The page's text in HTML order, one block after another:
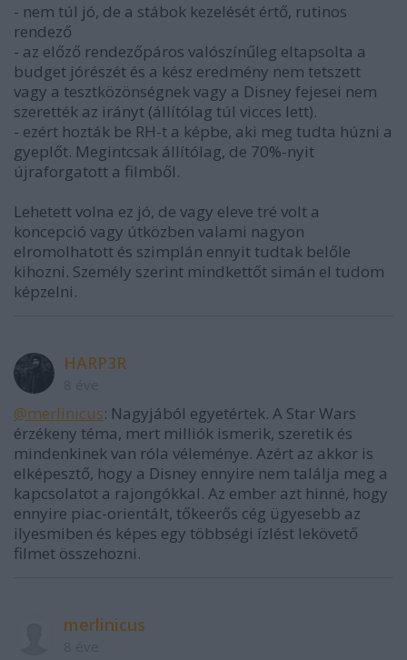
- nem túl jó, de a stábok kezelését értő, rutinos
rendező
- az előző rendezőpáros valószínűleg eltapsolta a
budget jórészét és a kész eredmény nem tetszett
vagy a tesztközönségnek vagy a Disney fejesei nem
szerették az irányt (állítólag túl vicces lett).
- ezért hozták be RH-t a képbe, aki meg tudta húzni a
gyeplőt. Megintcsak állítólag, de 70%-nyit
újraforgatott a filmből.
Lehetett volna ez jó, de vagy eleve tré volt a
koncepció vagy útközben valami nagyon
elromolhatott és szimplán ennyit tudtak belőle
kihozni. Személy szerint mindkettőt simán el tudom
képzelni.
HARP3R
@merlinicus: Nagyjából egyetértek. A Star Wars
érzékeny téma, mert milliók ismerik, szeretik és
mindenkinek van róla véleménye. Azért az akkor is
elképesztő, hogy a Disney ennyire nem találja meg a
kapcsolatot a rajongókkal. Az ember azt hinné, hogy
ennyire piac-orientált, tőkeerős cég ügyesebb az
ilyesmiben és képes egy többségi ízlést lekövető
filmet összehozni.
merlinicus